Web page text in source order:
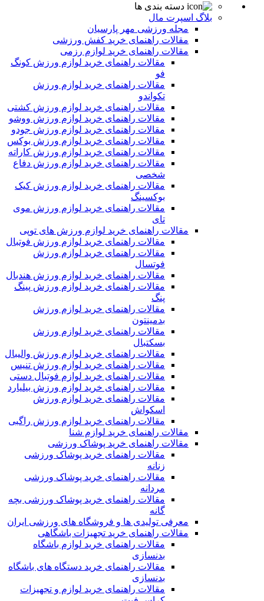
دسته بندی ها
بلاگ اسپرت مال
مجله ورزشی مهر پارسیان
مقالات راهنمای خرید کفش ورزشی
مقالات راهنمای خرید لوازم رزمی
مقالات راهنمای خرید لوازم ورزش کونگ
فو
مقالات راهنمای خرید لوازم ورزش
تکواندو
مقالات راهنمای خرید لوازم ورزش کشتی
مقالات راهنمای خرید لوازم ورزش ووشو
مقالات راهنمای خرید لوازم ورزش جودو
مقالات راهنمای خرید لوازم ورزش بوکس
مقالات راهنمای خرید لوازم ورزش کاراته
مقالات راهنمای خرید لوازم ورزش دفاع
شخصی
مقالات راهنمای خرید لوازم ورزش کیک
بوکسینگ
مقالات راهنمای خرید لوازم ورزش موی
تای
مقالات راهنمای خرید لوازم ورزش های توپی
مقالات راهنمای خرید لوازم ورزش فوتبال
مقالات راهنمای خرید لوازم ورزش
فوتسال
مقالات راهنمای خرید لوازم ورزش هندبال
مقالات راهنمای خرید لوازم ورزش پینگ
پنگ
مقالات راهنمای خرید لوازم ورزش
بدمینتون
مقالات راهنمای خرید لوازم ورزش
بسکتبال
مقالات راهنمای خرید لوازم ورزش والیبال
مقالات راهنمای خرید لوازم ورزش تنیس
مقالات راهنمای خرید لوازم فوتبال دستی
مقالات راهنمای خرید لوازم ورزش بیلیارد
مقالات راهنمای خرید لوازم ورزش
اسکواش
مقالات راهنمای خرید لوازم ورزش راگبی
مقالات راهنمای خرید لوازم شنا
مقالات راهنمای خرید پوشاک ورزشی
مقالات راهنمای خرید پوشاک ورزشی
زنانه
مقالات راهنمای خرید پوشاک ورزشی
مردانه
مقالات راهنمای خرید پوشاک ورزشی بچه
گانه
معرفی تولیدی ها و فروشگاه های ورزشی ایران
مقالات راهنمای خرید تجهیزات باشگاهی
مقالات راهنمای خرید لوازم باشگاه
بدنسازی
مقالات راهنمای خرید دستگاه های باشگاه
بدنسازی
مقالات راهنمای خرید لوازم و تجهیزات